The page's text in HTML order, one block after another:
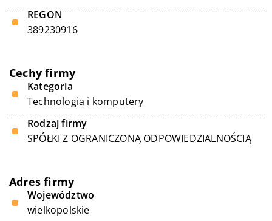
REGON
389230916
Cechy firmy
Kategoria
Technologia i komputery
Rodzaj firmy
SPÓŁKI Z OGRANICZONĄ ODPOWIEDZIALNOŚCIĄ
Adres firmy
Województwo
wielkopolskie